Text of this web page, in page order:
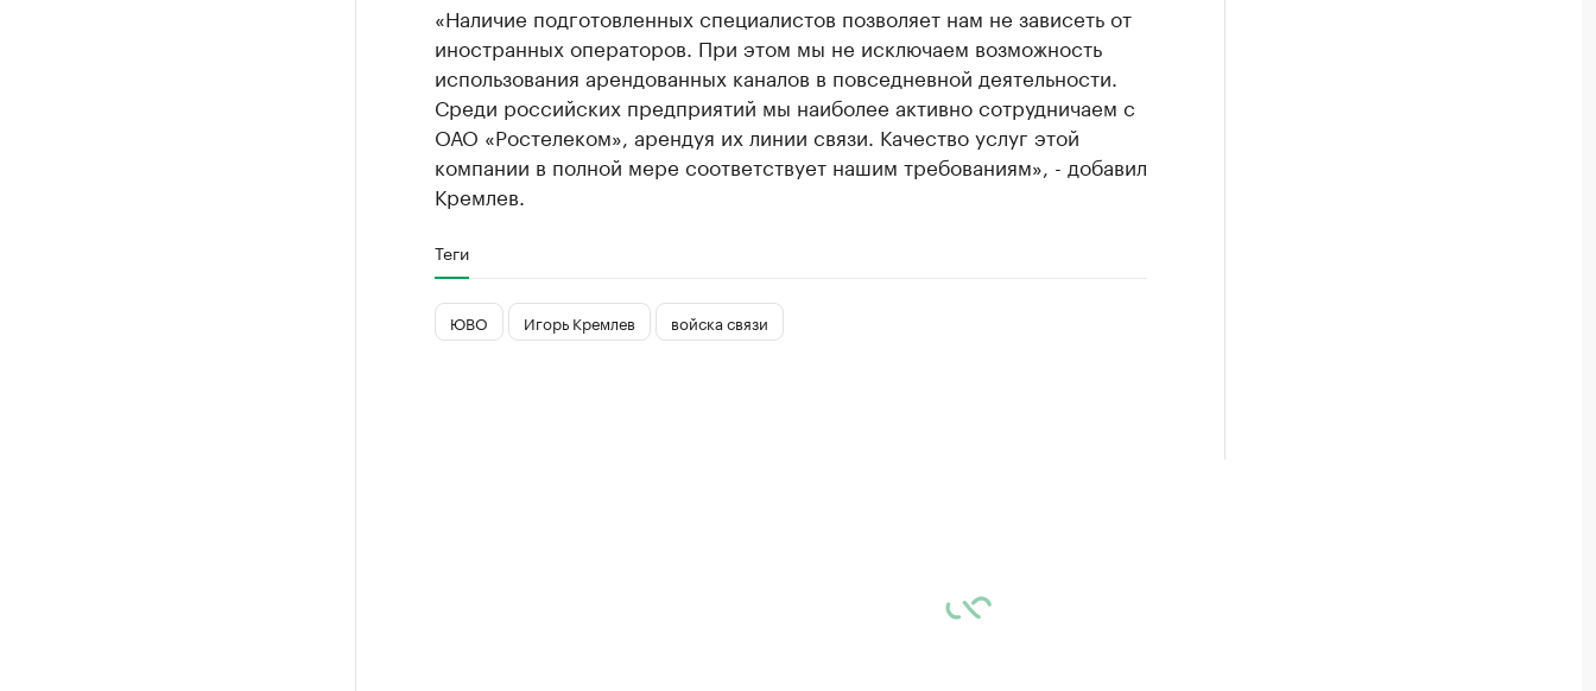
«Наличие подготовленных специалистов позволяет нам не зависеть от
иностранных операторов. При этом мы не исключаем возможность
использования арендованных каналов в повседневной деятельности.
Среди российских предприятий мы наиболее активно сотрудничаем с
ОАО «Ростелеком», арендуя их линии связи. Качество услуг этой
компании в полной мере соответствует нашим требованиям», - добавил
Кремлев.
Теги
ЮВО Игорь Кремлев войска связи